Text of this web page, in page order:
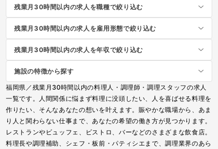
残業月30時間以内の求人を職種で絞り込む
残業月30時間以内の求人を雇用形態で絞り込む
残業月30時間以内の求人を年収で絞り込む
施設の特徴から探す
福岡県／残業月30時間以内の料理人・調理師・調理スタッフの求人
一覧です。人間関係に悩まず料理に没頭したい、人を喜ばせる料理を
作りたい、そんなあなたの想いを叶えます。賑やかな職場から、あま
り人と関わらない仕事まで、あなたの希望の働き方が見つかります。
レストランやビュッフェ、ビストロ、バーなどのさまざまな飲食店。
料理長や調理補助、シェフ・板前・パティシエまで、調理業界のあら